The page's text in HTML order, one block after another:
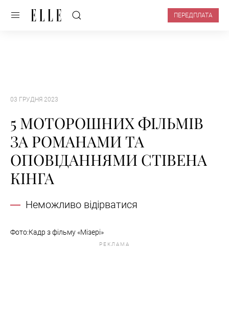
ПЕРЕДПЛАТА
03 ГРУДНЯ 2023
5 МОТОРОШНИХ ФІЛЬМІВ
ЗА РОМАНАМИ ТА
ОПОВІДАННЯМИ СТІВЕНА
КІНГА
Неможливо відірватися
Фото:Кадр з фільму «Мізері»
РЕКЛАМА